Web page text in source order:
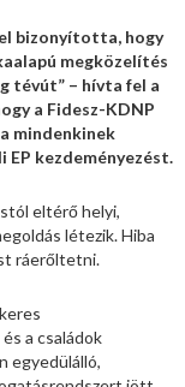
bizonyította, hogy
megközelítés
tévút” – hívta fel a
a Fidesz-KDNP
mindenkinek
kezdeményezést.
eltérő helyi,
létezik. Hiba
ráerőltetni.
a családok
egyedülálló,